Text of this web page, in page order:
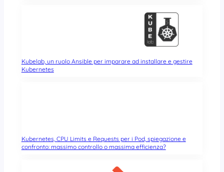
Kubelab, un ruolo Ansible per imparare ad installare e gestire
Kubernetes
Kubernetes, CPU Limits e Requests per i Pod, spiegazione e
confronto: massimo controllo o massima efficienza?